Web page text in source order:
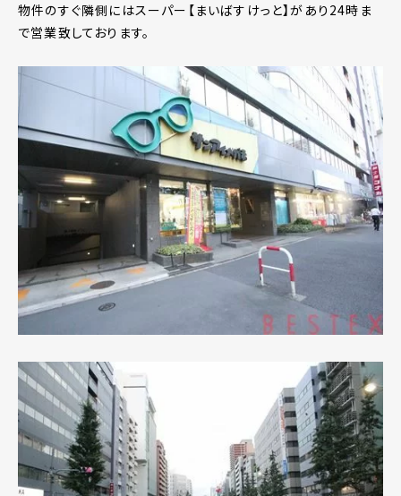
物件のすぐ隣側にはスーパー【まいばすけっと】があり24時ま
で営業致しております。